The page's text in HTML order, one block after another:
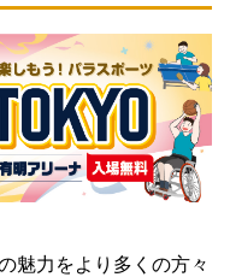
魅力をより多くの方々